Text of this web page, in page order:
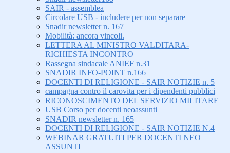
SAIR - assemblea
Circolare USB - includere per non separare
Snadir newsletter n. 167
Mobilità: ancora vincoli.
LETTERA AL MINISTRO VALDITARA-
RICHIESTA INCONTRO
Rassegna sindacale ANIEF n.31
SNADIR INFO-POINT n.166
DOCENTI DI RELIGIONE - SAIR NOTIZIE n. 5
campagna contro il carovita per i dipendenti pubblici
RICONOSCIMENTO DEL SERVIZIO MILITARE
USB Corso per docenti neoassunti
SNADIR newsletter n. 165
DOCENTI DI RELIGIONE - SAIR NOTIZIE N.4
WEBINAR GRATUITI PER DOCENTI NEO
ASSUNTI